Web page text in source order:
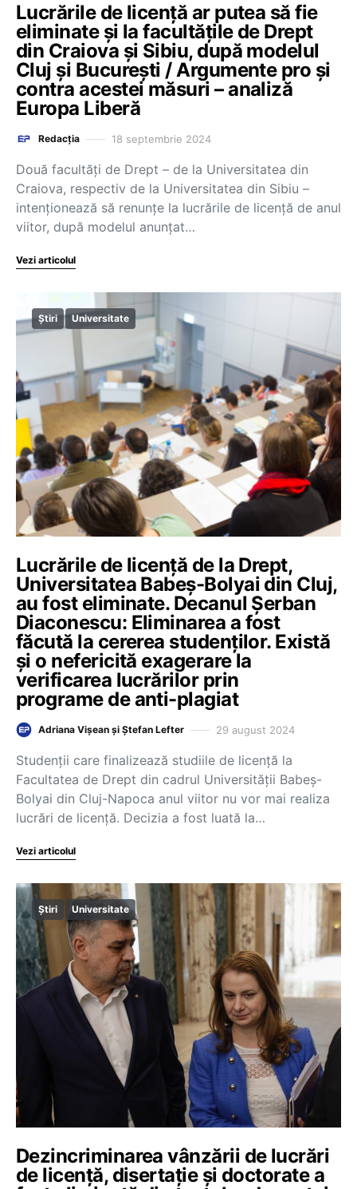
Lucrările de licență ar putea să fie
eliminate și la facultățile de Drept
din Craiova și Sibiu, după modelul
Cluj și București / Argumente pro și
contra acestei măsuri – analiză
Europa Liberă
Redacția 18 septembrie 2024
Două facultăți de Drept – de la Universitatea din
Craiova, respectiv de la Universitatea din Sibiu –
intenționează să renunțe la lucrările de licență de anul
viitor, după modelul anunțat…
Vezi articolul
Știri Universitate
Lucrările de licență de la Drept,
Universitatea Babeș-Bolyai din Cluj,
au fost eliminate. Decanul Șerban
Diaconescu: Eliminarea a fost
făcută la cererea studenților. Există
și o nefericită exagerare la
verificarea lucrărilor prin
programe de anti-plagiat
Adriana Vișean și Ștefan Lefter 29 august 2024
Studenții care finalizează studiile de licență la
Facultatea de Drept din cadrul Universității Babeș-
Bolyai din Cluj-Napoca anul viitor nu vor mai realiza
lucrări de licență. Decizia a fost luată la…
Vezi articolul
Știri Universitate
Dezincriminarea vânzării de lucrări
de licență, disertație și doctorate a